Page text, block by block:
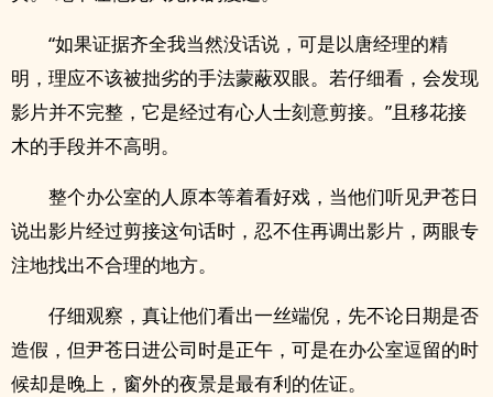
“如果证据齐全我当然没话说，可是以唐经理的精
明，理应不该被拙劣的手法蒙蔽双眼。若仔细看，会发现
影片并不完整，它是经过有心人士刻意剪接。”且移花接
木的手段并不高明。
整个办公室的人原本等着看好戏，当他们听见尹苍日
说出影片经过剪接这句话时，忍不住再调出影片，两眼专
注地找出不合理的地方。
仔细观察，真让他们看出一丝端倪，先不论日期是否
造假，但尹苍日进公司时是正午，可是在办公室逗留的时
候却是晚上，窗外的夜景是最有利的佐证。